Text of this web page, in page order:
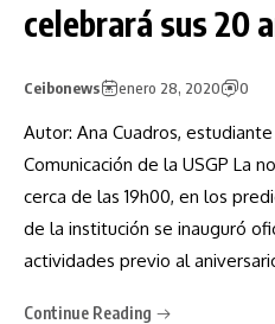
celebrará sus 20
Ceibonews enero 28, 2020 0
Autor: Ana Cuadros,
Comunicación de la USGP La
cerca de las 19h00, en los
de la institución se inauguró
actividades previo al
Continue Reading